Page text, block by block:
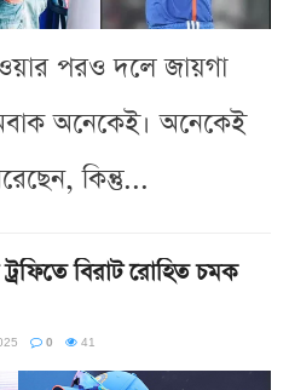
পরও দলে জায়গা
অনেকেই। অনেকেই
কিন্তু...
ট্রফিতে বিরাট রোহিত চমক
0 41